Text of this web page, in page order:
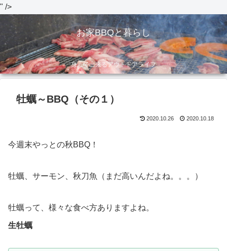
" />
お家BBQと暮らし
身近で出来るアウトドアライフ
牡蠣～BBQ（その１）
2020.10.26 2020.10.18
今週末やっとの秋BBQ！
牡蠣、サーモン、秋刀魚（まだ高いんだよね。。。）
牡蠣って、様々な食べ方ありますよね。
生牡蠣